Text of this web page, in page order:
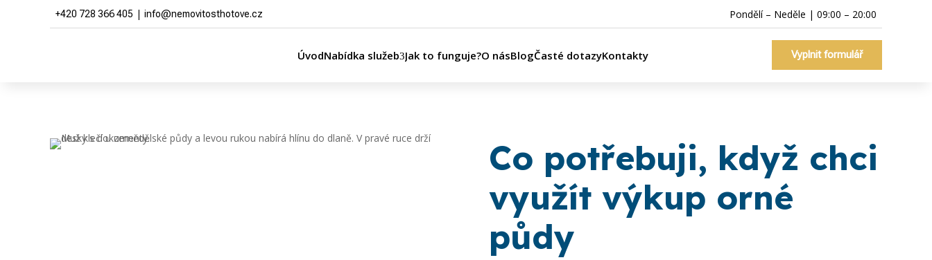
+420 728 366 405 | info@nemovitosthotove.cz Pondělí – Neděle | 09:00 – 20:00
ÚvodNabídka služeb Jak to funguje?O násBlogČasté dotazyKontakty Vyplnit formulář
Co potřebuji, když chci
využít výkup orné
půdy